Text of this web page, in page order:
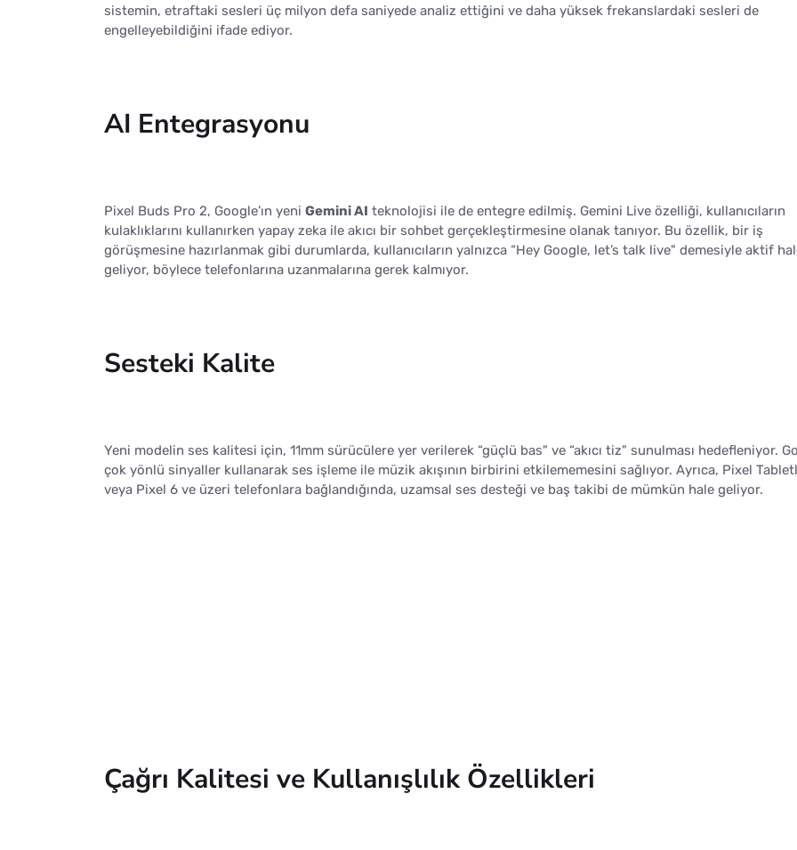
sistemin, etraftaki sesleri üç milyon defa saniyede analiz ettiğini ve daha yüksek frekanslardaki sesleri de
engelleyebildiğini ifade ediyor.
AI Entegrasyonu
Pixel Buds Pro 2, Google’ın yeni Gemini AI teknolojisi ile de entegre edilmiş. Gemini Live özelliği, kullanıcıların
kulaklıklarını kullanırken yapay zeka ile akıcı bir sohbet gerçekleştirmesine olanak tanıyor. Bu özellik, bir iş
görüşmesine hazırlanmak gibi durumlarda, kullanıcıların yalnızca “Hey Google, let’s talk live" demesiyle aktif
geliyor, böylece telefonlarına uzanmalarına gerek kalmıyor.
Sesteki Kalite
Yeni modelin ses kalitesi için, 11mm sürücülere yer verilerek “güçlü bas" ve “akıcı tiz" sunulması hedefleniyor.
çok yönlü sinyaller kullanarak ses işleme ile müzik akışının birbirini etkilememesini sağlıyor. Ayrıca, Pixel
veya Pixel 6 ve üzeri telefonlara bağlandığında, uzamsal ses desteği ve baş takibi de mümkün hale geliyor.
Çağrı Kalitesi ve Kullanışlılık Özellikleri